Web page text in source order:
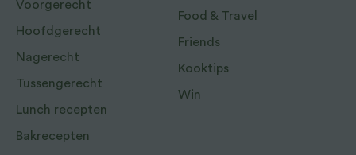
Voorgerecht
Hoofdgerecht
Nagerecht
Tussengerecht
Lunch recepten
Bakrecepten
Food & Travel
Friends
Kooktips
Win